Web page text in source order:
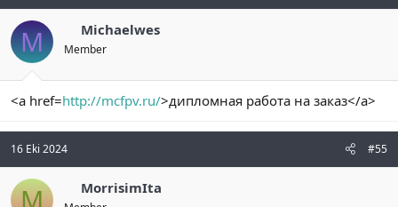
M Michaelwes
Member
<a href=http://mcfpv.ru/>дипломная работа на заказ</a>
16 Eki 2024 #55
M MorrisimIta